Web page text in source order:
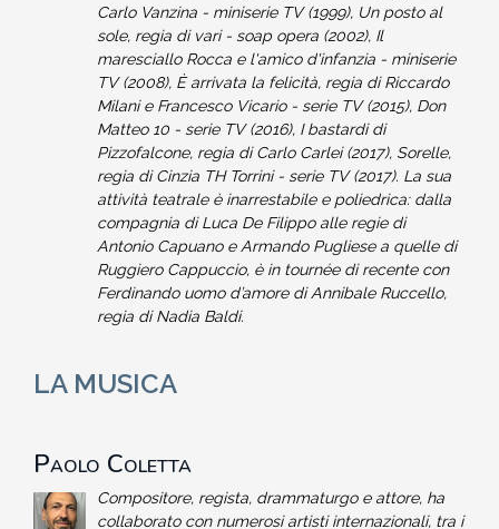
Carlo Vanzina - miniserie TV (1999), Un posto al
sole, regia di vari - soap opera (2002), Il
maresciallo Rocca e l'amico d'infanzia - miniserie
TV (2008), È arrivata la felicità, regia di Riccardo
Milani e Francesco Vicario - serie TV (2015), Don
Matteo 10 - serie TV (2016), I bastardi di
Pizzofalcone, regia di Carlo Carlei (2017), Sorelle,
regia di Cinzia TH Torrini - serie TV (2017). La sua
attività teatrale è inarrestabile e poliedrica: dalla
compagnia di Luca De Filippo alle regie di
Antonio Capuano e Armando Pugliese a quelle di
Ruggiero Cappuccio, è in tournée di recente con
Ferdinando uomo d’amore di Annibale Ruccello,
regia di Nadia Baldi.
LA MUSICA
Paolo Coletta
Compositore, regista, drammaturgo e attore, ha
collaborato con numerosi artisti internazionali, tra i